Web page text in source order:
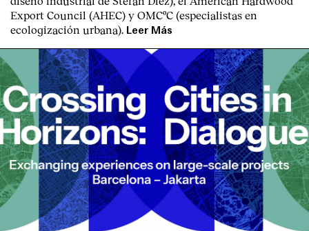
Export Council (AHEC) y OMCºC (especialistas en
ecologización urbana). Leer Más